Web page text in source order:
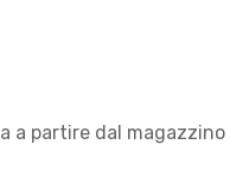
partire dal magazzino